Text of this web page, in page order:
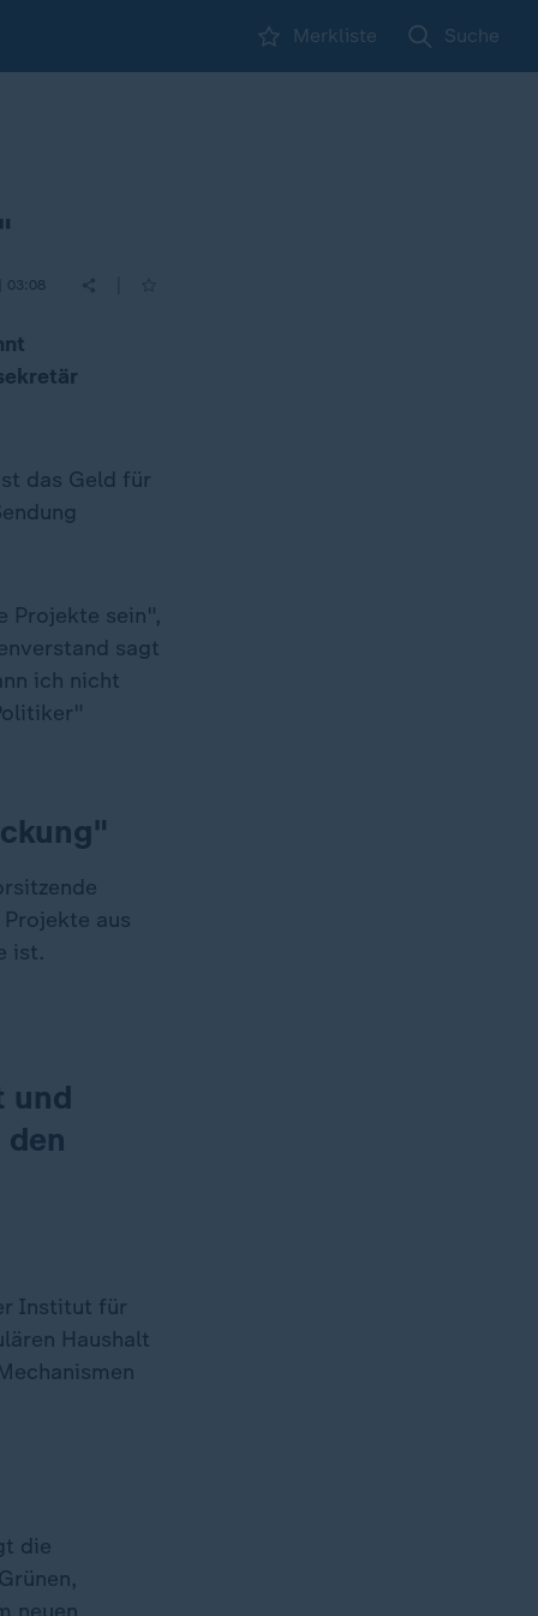
Merkliste Suche
03:08
das Geld für
Projekte sein",
sagt
ich nicht
aus
ist.
und
Institut für
Haushalt
die